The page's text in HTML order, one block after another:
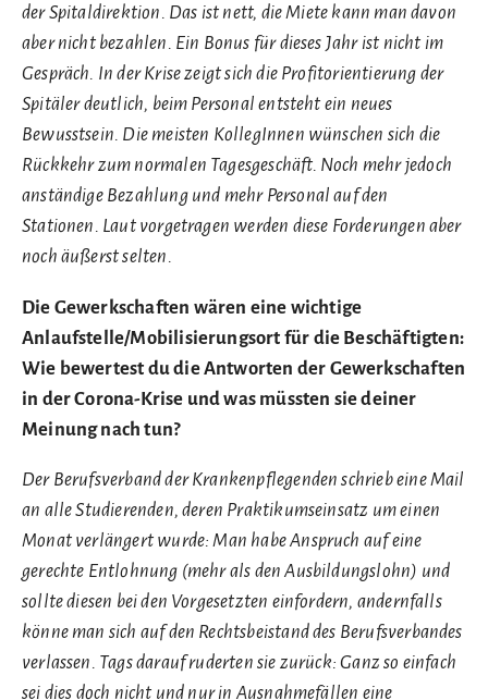
der Spitaldirektion. Das ist nett, die Miete kann man davon
aber nicht bezahlen. Ein Bonus für dieses Jahr ist nicht im
Gespräch. In der Krise zeigt sich die Profitorientierung der
Spitäler deutlich, beim Personal entsteht ein neues
Bewusstsein. Die meisten KollegInnen wünschen sich die
Rückkehr zum normalen Tagesgeschäft. Noch mehr jedoch
anständige Bezahlung und mehr Personal auf den
Stationen. Laut vorgetragen werden diese Forderungen aber
noch äußerst selten.
Die Gewerkschaften wären eine wichtige
Anlaufstelle/Mobilisierungsort für die Beschäftigten:
Wie bewertest du die Antworten der Gewerkschaften
in der Corona-Krise und was müssten sie deiner
Meinung nach tun?
Der Berufsverband der Krankenpflegenden schrieb eine Mail
an alle Studierenden, deren Praktikumseinsatz um einen
Monat verlängert wurde: Man habe Anspruch auf eine
gerechte Entlohnung (mehr als den Ausbildungslohn) und
sollte diesen bei den Vorgesetzten einfordern, andernfalls
könne man sich auf den Rechtsbeistand des Berufsverbandes
verlassen. Tags darauf ruderten sie zurück: Ganz so einfach
sei dies doch nicht und nur in Ausnahmefällen eine